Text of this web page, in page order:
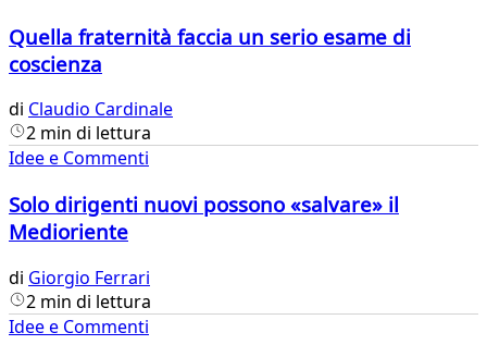
Commenti
Quella fraternità faccia un serio esame di
coscienza
di Claudio Cardinale
2 min di lettura
Idee e Commenti
Solo dirigenti nuovi possono «salvare» il
Medioriente
di Giorgio Ferrari
2 min di lettura
Idee e Commenti